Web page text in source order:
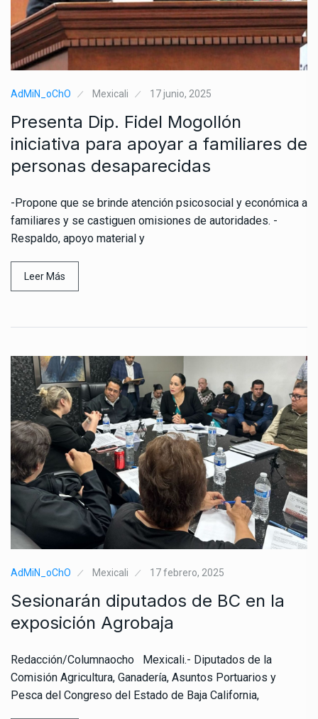
AdMiN_oChO Mexicali 17 junio, 2025
Presenta Dip. Fidel Mogollón
iniciativa para apoyar a familiares de
personas desaparecidas
-Propone que se brinde atención psicosocial y económica a
familiares y se castiguen omisiones de autoridades. -
Respaldo, apoyo material y
Leer Más
AdMiN_oChO Mexicali 17 febrero, 2025
Sesionarán diputados de BC en la
exposición Agrobaja
Redacción/Columnaocho Mexicali.- Diputados de la
Comisión Agricultura, Ganadería, Asuntos Portuarios y
Pesca del Congreso del Estado de Baja California,